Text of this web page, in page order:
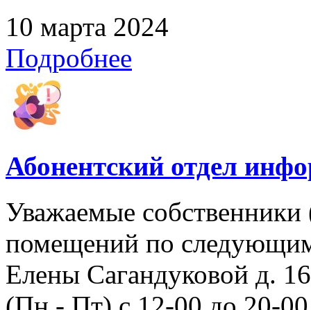
10 марта 2024
Подробнее
Абонентский отдел
Уважаемые
помещений по
Елены Сагандуковой д.